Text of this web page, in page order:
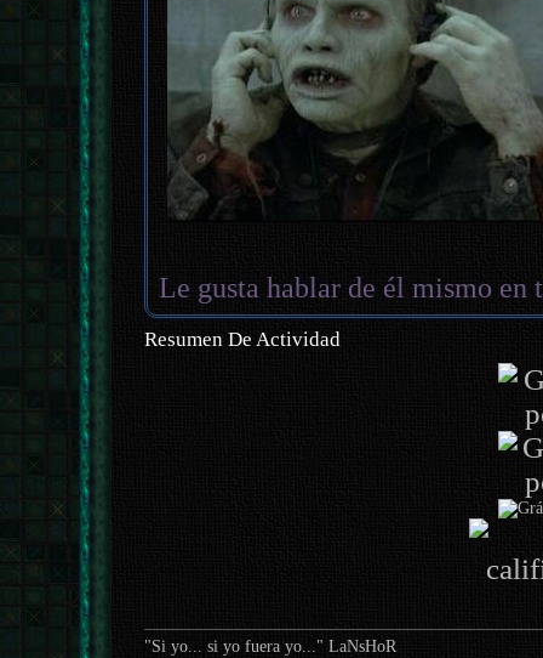
Le gusta hablar de él mismo en
Resumen De Actividad
"Si yo... si yo fuera yo..." LaNsHoR